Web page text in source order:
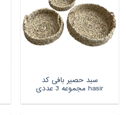
سبد حصیر بافی کد
hasir مجموعه 3 عددی